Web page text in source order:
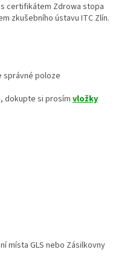
certifikátem Zdrowa stopa
zkušebního ústavu ITC Zlín.
správné poloze
, dokupte si prosím vložky
místa GLS nebo Zásilkovny